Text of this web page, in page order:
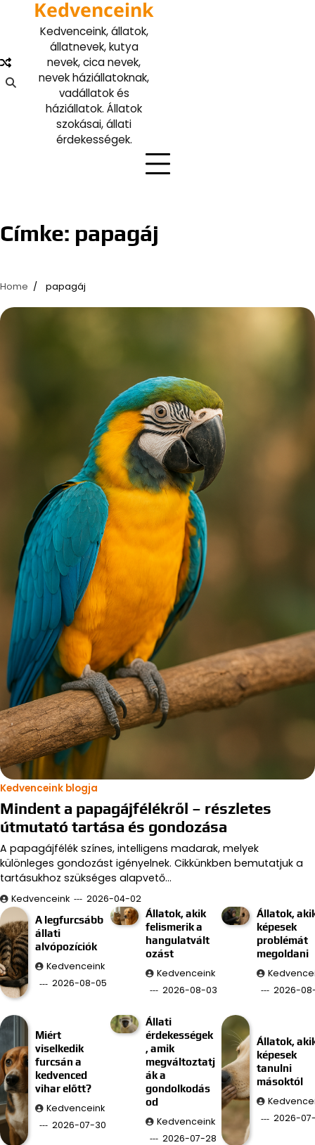
Kedvenceink
Kedvenceink, állatok,
állatnevek, kutya
nevek, cica nevek,
nevek háziállatoknak,
vadállatok és
háziállatok. Állatok
szokásai, állati
érdekességek.
Címke: papagáj
Home papagáj
Kedvenceink blogja
Mindent a papagájfélékről – részletes
útmutató tartása és gondozása
A papagájfélék színes, intelligens madarak, melyek
különleges gondozást igényelnek. Cikkünkben bemutatjuk a
tartásukhoz szükséges alapvető…
Kedvenceink
2026-04-02
A legfurcsább
állati
alvópozíciók
Kedvenceink
2026-08-05
Állatok, akik
felismerik a
hangulatvált
ozást
Kedvenceink
2026-08-03
Állatok,
képesek
problémát
megoldani
2026-
Miért
viselkedik
furcsán a
kedvenced
vihar előtt?
Kedvenceink
2026-07-30
Állati
érdekességek
, amik
megváltoztatj
ák a
gondolkodás
od
Kedvenceink
2026-07-28
Állatok,
képesek
tanulni
másoktól
2026-